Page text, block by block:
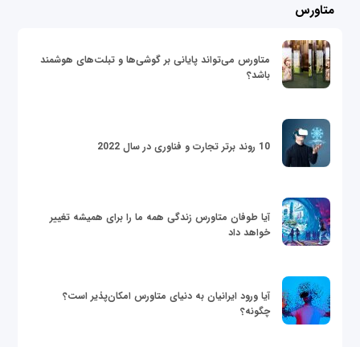
متاورس
متاورس می‌تواند پایانی بر گوشی‌ها و تبلت‌های هوشمند
باشد؟
10 روند برتر تجارت و فناوری در سال 2022
آیا طوفان متاورس زندگی همه ما را برای همیشه تغییر
خواهد داد
آیا ورود ایرانیان به دنیای متاورس امکان‌پذیر است؟
چگونه؟